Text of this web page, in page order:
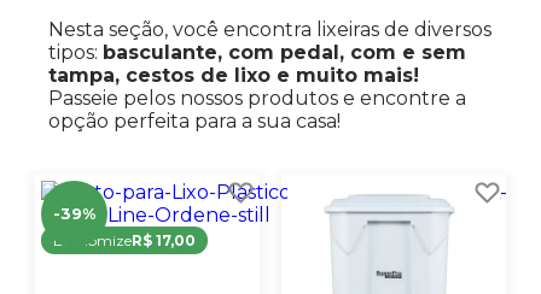
Nesta seção, você encontra lixeiras de diversos
tipos: basculante, com pedal, com e sem
tampa, cestos de lixo e muito mais!
Passeie pelos nossos produtos e encontre a
opção perfeita para a sua casa!
-39%
EconomizeR$ 17,00